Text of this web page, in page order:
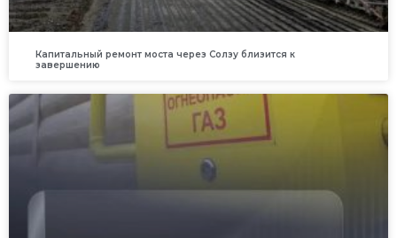
Капитальный ремонт моста через Солзу близится к
завершению